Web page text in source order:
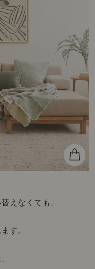
えなくても、
す。